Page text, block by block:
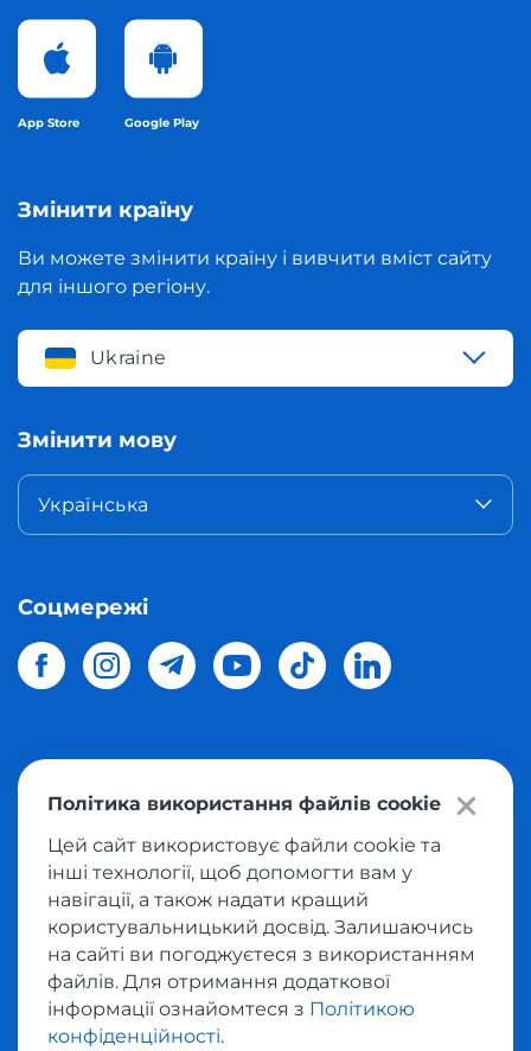
App Store Google Play
Змінити країну
Ви можете змінити країну і вивчити вміст сайту
для іншого регіону.
Ukraine
Змінити мову
Українська
Соцмережі
магазинів світу в Україну.Всі права захищені
Політика конфіденційності
Публічна оферта
Умови користування сервісом викупу товарів
Політика використання файлів cookie
Цей сайт використовує файли cookie та
інші технології, щоб допомогти вам у
навігації, а також надати кращий
користувальницький досвід. Залишаючись
на сайті ви погоджуєтеся з використанням
файлів. Для отримання додаткової
інформації ознайомтеся з Політикою
конфіденційності.